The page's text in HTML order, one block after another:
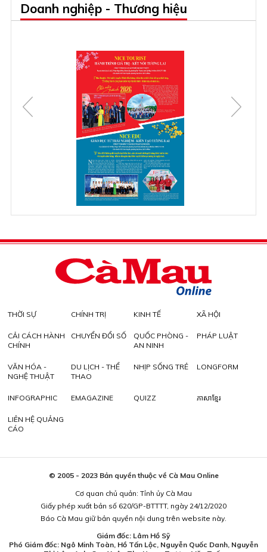
Doanh nghiệp - Thương hiệu
THỜI SỰ CHÍNH TRỊ KINH TẾ XÃ HỘI
CẢI CÁCH HÀNH
CHÍNH
CHUYỂN ĐỔI SỐ
QUỐC PHÒNG -
AN NINH
PHÁP LUẬT
VĂN HÓA -
NGHỆ THUẬT
DU LỊCH - THỂ
THAO
NHỊP SỐNG TRẺ LONGFORM
INFOGRAPHIC EMAGAZINE QUIZZ ភាសាខ្មែរ
LIÊN HỆ QUẢNG
CÁO
© 2005 - 2023 Bản quyền thuộc về Cà Mau Online
Cơ quan chủ quản: Tỉnh ủy Cà Mau
Giấy phép xuất bản số 620/GP-BTTTT, ngày 24/12/2020
Báo Cà Mau giữ bản quyền nội dung trên website này.
Giám đốc: Lâm Hồ Sỹ
Phó Giám đốc: Ngô Minh Toàn, Hồ Tấn Lộc, Nguyễn Quốc Danh, Nguyễn